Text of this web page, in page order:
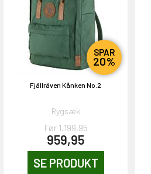
SPAR
20%
Fjällräven Kånken No.2
Rygsæk
Før 1.199,95
959,95
SE PRODUKT